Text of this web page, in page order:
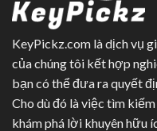
KeyPickz.com là dịch vụ
của chúng tôi kết hợp
bạn có thể đưa ra quyết
Cho dù đó là việc tìm
khám phá lời khuyên hữu